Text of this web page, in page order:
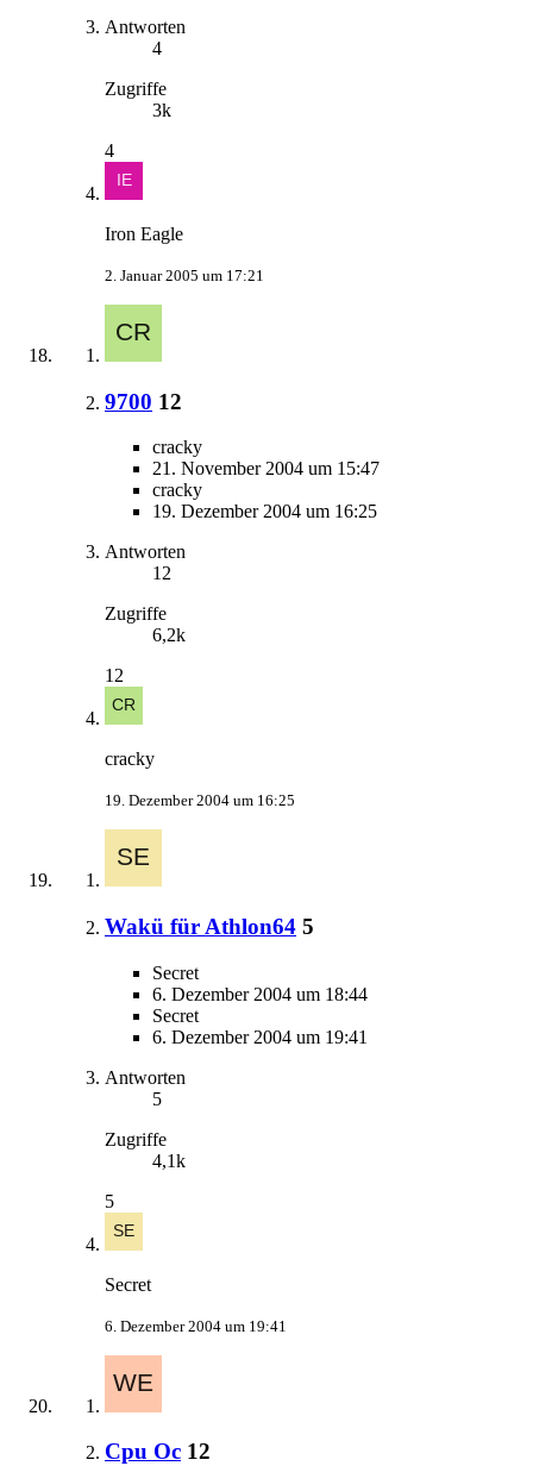
Antworten
4
Zugriffe
3k
4
Iron Eagle
2. Januar 2005 um 17:21
9700 12
cracky
21. November 2004 um 15:47
cracky
19. Dezember 2004 um 16:25
Antworten
12
Zugriffe
6,2k
12
cracky
19. Dezember 2004 um 16:25
Wakü für Athlon64 5
Secret
6. Dezember 2004 um 18:44
Secret
6. Dezember 2004 um 19:41
Antworten
5
Zugriffe
4,1k
5
Secret
6. Dezember 2004 um 19:41
Cpu Oc 12